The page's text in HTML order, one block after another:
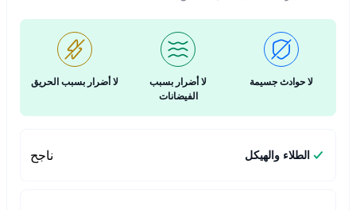
لا حوادث جسيمة
لا أضرار بسبب
الفيضانات
لا أضرار بسبب الحريق
الطلاء والهيكل ناجح